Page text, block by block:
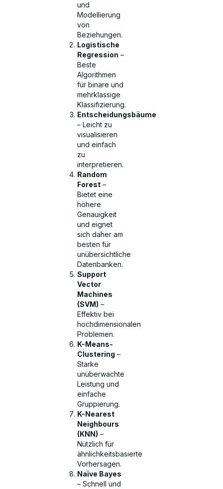
und
Modellierung
von
Beziehungen.
Logistische
Regression –
Beste
Algorithmen
für binäre und
mehrklassige
Klassifizierung.
Entscheidungsbäume
– Leicht zu
visualisieren
und einfach
zu
interpretieren.
Random
Forest –
Bietet eine
höhere
Genauigkeit
und eignet
sich daher am
besten für
unübersichtliche
Datenbanken.
Support
Vector
Machines
(SVM) –
Effektiv bei
hochdimensionalen
Problemen.
K-Means-
Clustering –
Starke
unüberwachte
Leistung und
einfache
Gruppierung.
K-Nearest
Neighbours
(KNN) –
Nützlich für
ähnlichkeitsbasierte
Vorhersagen.
Naïve Bayes
– Schnell und